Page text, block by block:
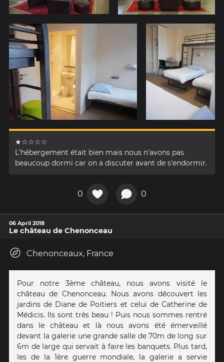
★☆☆☆☆
L'hébergement était bien mais nous n'avons pas
beaucoup dormi car on a discuter avant de s'endormir.
0 0
06 April 2018
Le château de Chenonceau
Chenonceaux, France
Pour notre 3ème château, nous avons visité le
château de Chenonceau. Nous avons découvert les
jardins de Diane de Poitiers et celui de Catherine de
Médicis. Ils sont très beau ! Puis nous sommes rentré
dans le château et là nous avons été émerveillé
devant la galerie une grande salle de 70m de long sur
6m de large qui servait à faire les banquets. Plus tard,
les de la 1ère guerre mondiale, la galerie a servie